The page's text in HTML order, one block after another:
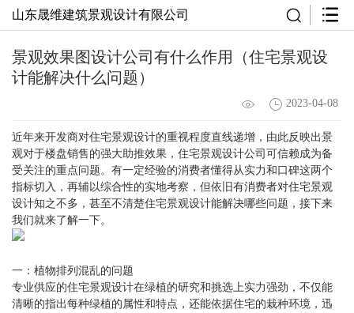
山东晟维建筑景观设计有限公司
景观效果图设计公司有什么作用（住宅景观设
计能解决什么问题）
2023-04-08
近年来开发商对住宅景观设计的重视程度直线递增，由此反映出景
观对于楼盘销售的强大助推效果，住宅景观设计公司可信赖成为备
受关注的重点问题。有一定经验的消费者懂得从实力和口碑这两个
指标切入，再辅以综合性的实地考察，但依旧有消费者对住宅景观
设计知之不多，甚至不清楚住宅景观设计能解决哪些问题，接下来
我们就来了解一下。
一：植物排列混乱的问题
专业供应的住宅景观设计在绿植的研究和挑选上实力强劲，不仅能
清晰的指出每种绿植的属性和特点，还能依据住宅的栽种环境，迅